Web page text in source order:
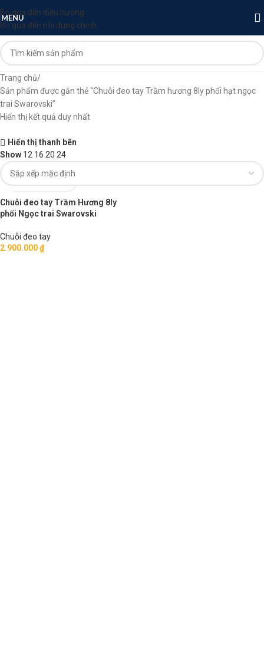
Bỏ qua đến điều hướng
Bỏ qua đến nội dung chính
MENU
Trang chủ
Sản phẩm được gắn thẻ “Chuỗi đeo tay Trầm hương 8ly phối hạt ngọc
trai Swarovski”
Hiển thị kết quả duy nhất
Hiển thị thanh bên
Show 12 16 20 24
Chuỗi đeo tay Trầm Hương 8ly
phối Ngọc trai Swarovski
Chuỗi đeo tay
2.900.000₫